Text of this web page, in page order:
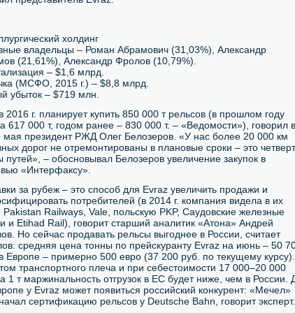
холдинг
владельцы – Роман Абрамович (31,03%), Александр
(21,61%), Александр Фролов (10,79%).
– $1,6 млрд.
(МСФО, 2015 г.) – $8,8 млрд.
убыток – $719 млн.
г. планирует купить 850 000 т рельсов (в прошлом году
617 000 т, годом ранее – 830 000 т. – «Ведомости»), говорил в
мая президент РЖД Олег Белозеров. «У нас более 20 000 км
дорог не отремонтированы в плановые сроки – это
путей», – обосновывал Белозеров увеличение закупок в
«Интерфаксу».
за рубеж – это способ для Evraz увеличить продажи и
потребителей (в 2014 г. компания видела в их
Pakistan Railways, Vale, польскую PKP, Саудовские железные
и Etihad Rail), говорит старший аналитик «Атона» Андрей
Но сейчас продавать рельсы выгоднее в России, считает
средняя цена тонны по прейскуранту Evraz на июнь – 50
Европе – примерно 500 евро (37 200 руб. по текущему курсу).
транспортного плеча и при себестоимости 17 000–20 000
1 т маржинальность отгрузок в ЕС будет ниже, чем в России.
у Evraz может появиться российский конкурент: «Мечел»
сертификацию рельсов у Deutsche Bahn, говорит эксперт.